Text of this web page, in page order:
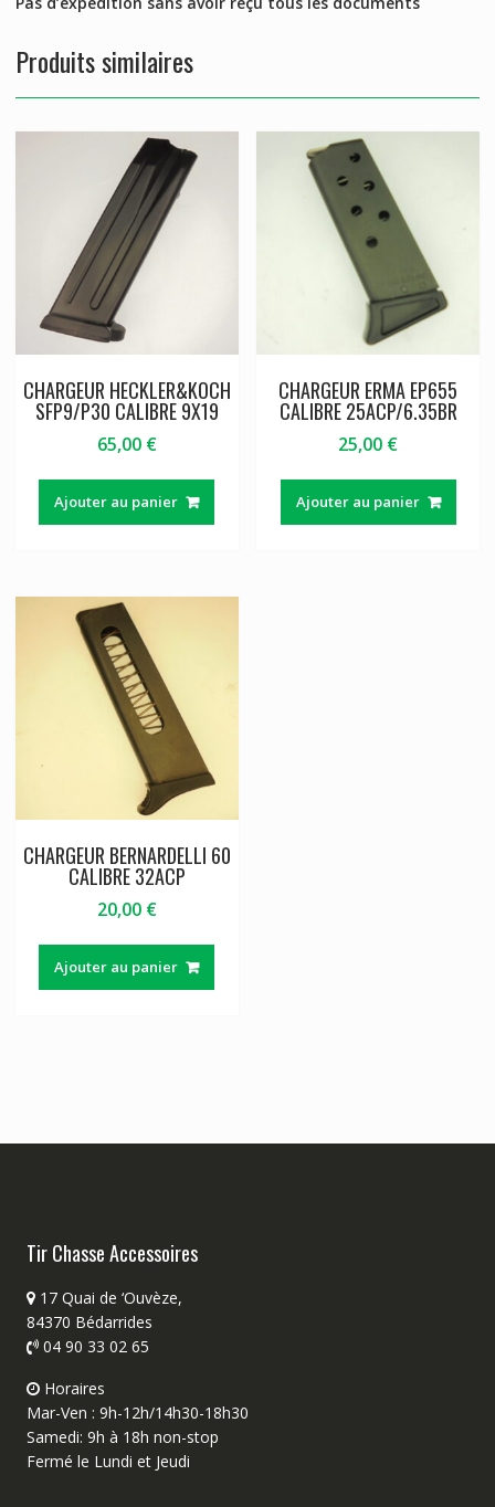
Produits similaires
CHARGEUR HECKLER&KOCH
SFP9/P30 CALIBRE 9X19
65,00 €
Ajouter au panier
CHARGEUR ERMA EP655
CALIBRE 25ACP/6.35BR
25,00 €
Ajouter au panier
CHARGEUR BERNARDELLI 60
CALIBRE 32ACP
20,00 €
Ajouter au panier
Tir Chasse Accessoires
17 Quai de ‘Ouvèze,
84370 Bédarrides
04 90 33 02 65
Horaires
Mar-Ven : 9h-12h/14h30-18h30
Samedi: 9h à 18h non-stop
Fermé le Lundi et Jeudi